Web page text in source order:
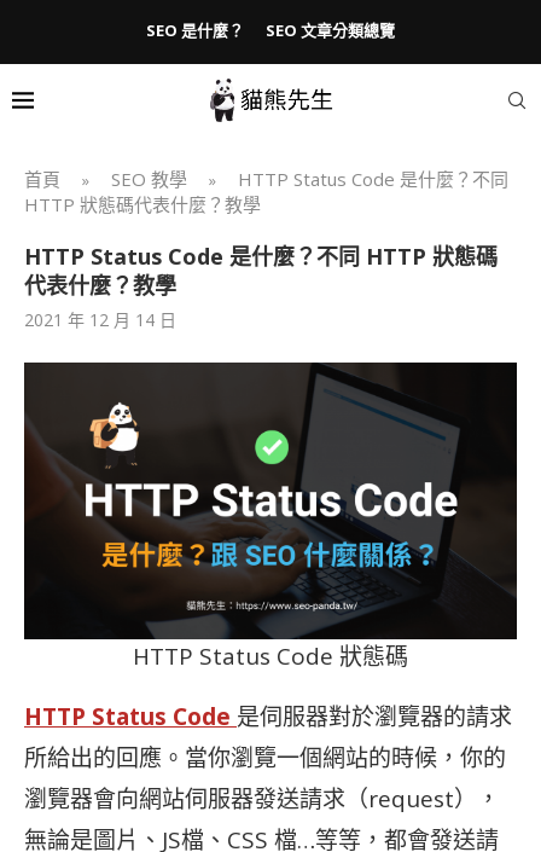
SEO 是什麼？ SEO 文章分類總覽
首頁 » SEO 教學 »
HTTP Status Code 是什麼？不同
HTTP 狀態碼代表什麼？教學
HTTP Status Code 是什麼？不同 HTTP 狀態碼
代表什麼？教學
2021 年 12 月 14 日
HTTP Status Code 狀態碼
HTTP Status Code 是伺服器對於瀏覽器的請求
所給出的回應。當你瀏覽一個網站的時候，你的
瀏覽器會向網站伺服器發送請求（request），
無論是圖片、JS檔、CSS 檔…等等，都會發送請